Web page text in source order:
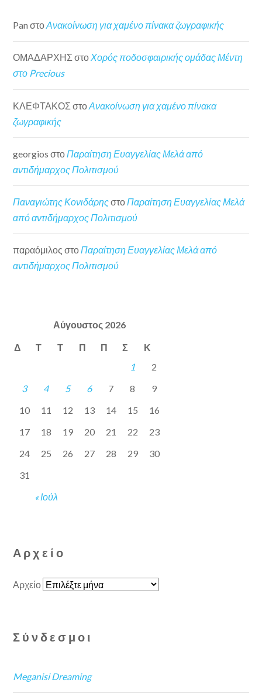
Pan στοΑνακοίνωση για χαμένο πίνακα ζωγραφικής
ΟΜΑΔΑΡΧΗΣ στοΧορός ποδοσφαιρικής ομάδας Μέντη
στο Precious
ΚΛΕΦΤΑΚΟΣ στοΑνακοίνωση για χαμένο πίνακα
ζωγραφικής
georgios στοΠαραίτηση Ευαγγελίας Μελά από
αντιδήμαρχος Πολιτισμού
Παναγιώτης ΚονιδάρηςστοΠαραίτηση Ευαγγελίας Μελά
από αντιδήμαρχος Πολιτισμού
παραόμιλος στοΠαραίτηση Ευαγγελίας Μελά από
αντιδήμαρχος Πολιτισμού
Αύγουστος 2026
Δ Τ Τ Π Π Σ Κ
« Ιούλ
1
2
3
4 5 6 7 8
9
10
11 12 13 14 15
16
17
18 19 20 21 22
23
24
25 26 27 28 29
30
31
Αρχείο
Αρχείο
Σύνδεσμοι
Meganisi Dreaming